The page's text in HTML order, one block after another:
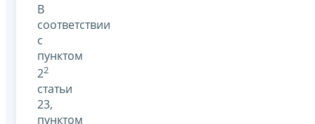
В
соответствии
с
пунктом
22
статьи
23,
пунктом